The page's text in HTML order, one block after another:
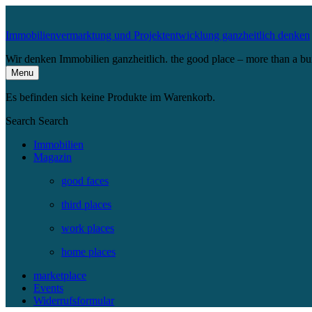
Immobilienvermarktung und Projektentwicklung ganzheitlich denken
Wir denken Immobilien ganzheitlich. the good place – more than a
Menu
Es befinden sich keine Produkte im Warenkorb.
Search Search
Immobilien
Magazin
good faces
third places
work places
home places
marketplace
Events
Widerrufsformular